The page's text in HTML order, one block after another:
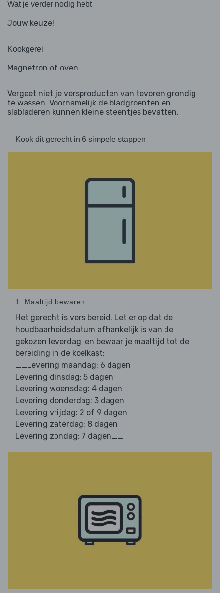
Wat je verder nodig hebt
Jouw keuze!
Kookgerei
Magnetron of oven
Vergeet niet je versproducten van tevoren grondig
te wassen. Voornamelijk de bladgroenten en
slabladeren kunnen kleine steentjes bevatten.
Kook dit gerecht in 6 simpele stappen
1. Maaltijd bewaren
Het gerecht is vers bereid. Let er op dat de
houdbaarheidsdatum afhankelijk is van de
gekozen leverdag, en bewaar je maaltijd tot de
bereiding in de koelkast:
__Levering maandag: 6 dagen
Levering dinsdag: 5 dagen
Levering woensdag: 4 dagen
Levering donderdag: 3 dagen
Levering vrijdag: 2 of 9 dagen
Levering zaterdag: 8 dagen
Levering zondag: 7 dagen__